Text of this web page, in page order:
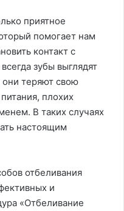
приятное
помогает нам
контакт с
зубы выглядят
они теряют свою
плохих
В таких случаях
настоящим
отбеливания
и
«Отбеливание